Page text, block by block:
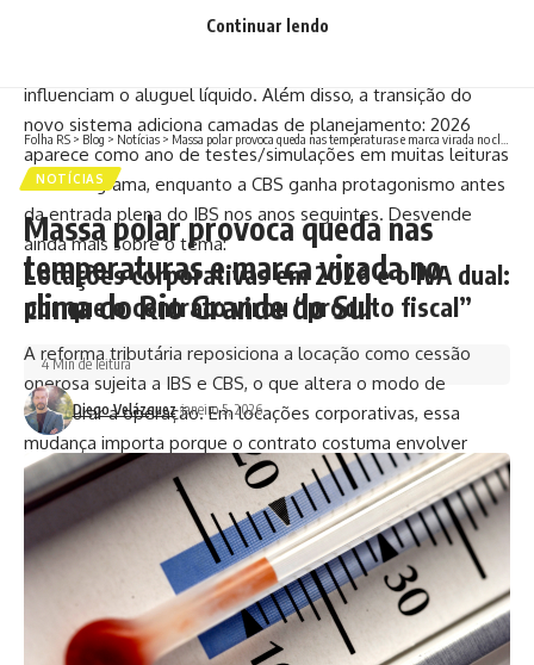
Na prática, empresas locadoras passam a conviver com um
influenciam o aluguel líquido. Além disso, a transição do
novo sistema adiciona camadas de planejamento: 2026
aparece como ano de testes/simulações em muitas leituras
do cronograma, enquanto a CBS ganha protagonismo antes
da entrada plena do IBS nos anos seguintes. Desvende
ainda mais sobre o tema:
Locações corporativas em 2026 e o IVA dual:
por que o contrato virou “produto fiscal”
A reforma tributária reposiciona a locação como cessão
onerosa sujeita a IBS e CBS, o que altera o modo de
estruturar a operação. Em locações corporativas, essa
mudança importa porque o contrato costuma envolver
valores altos, prazos longos, reajustes complexos e
responsabilidades bem definidas. Com o IVA dual, o aluguel
passa a conviver com a lógica de destaque do tributo,
conformidade documental e maior rastreabilidade.
Nesse contexto, o contrato deixa de ser apenas um acordo
comercial e vira um instrumento de gestão fiscal e de risco.
Segundo Alex Nabuco dos Santos, a empresa locadora que
Continuar lendo
Folha RS > Blog > Notícias > Massa polar provoca queda nas temperaturas e marca virada no clima do Rio Grande do Sul
NOTÍCIAS
Massa polar provoca queda nas
temperaturas e marca virada no
clima do Rio Grande do Sul
Diego Velázquez janeiro 5, 2026
4 Min de leitura